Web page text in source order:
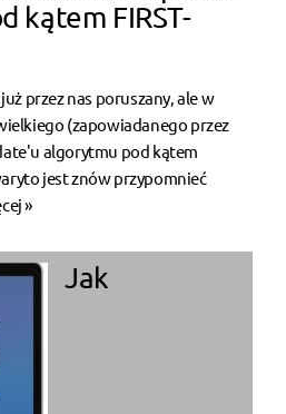
kątem FIRST-
przez nas poruszany, ale w
(zapowiadanego przez
algorytmu pod kątem
jest znów przypomnieć
»
Jak